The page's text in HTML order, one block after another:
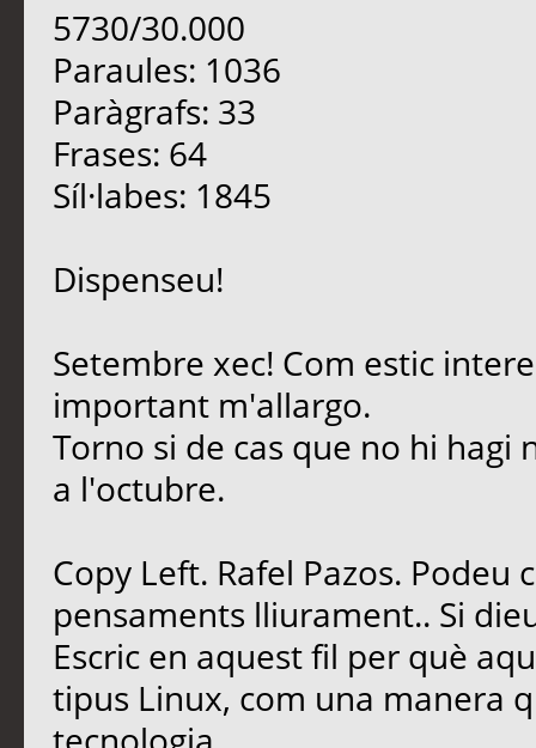
5730/30.000
Paraules: 1036
Paràgrafs: 33
Frases: 64
Síl·labes: 1845
Dispenseu!
Setembre xec! Com estic
important m'allargo.
Torno si de cas que no hi
a l'octubre.
Copy Left. Rafel Pazos.
pensaments lliurament.. Si
Escric en aquest fil per què
tipus Linux, com una manera